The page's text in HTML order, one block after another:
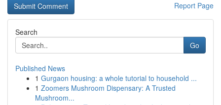
Report Page
Search
Go
Published News
1 Gurgaon housing: a whole tutorial to household ...
1 Zoomers Mushroom Dispensary: A Trusted
Mushroom...